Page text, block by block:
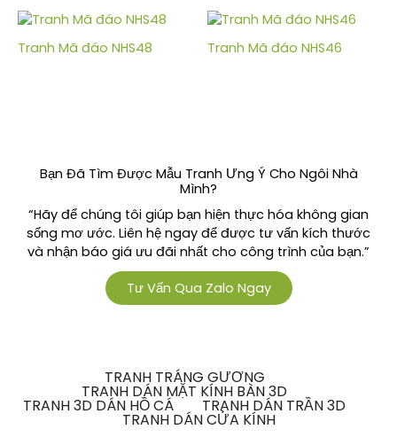
Tranh Mã đáo NHS48 Tranh Mã đáo NHS46
Bạn Đã Tìm Được Mẫu Tranh Ưng Ý Cho Ngôi Nhà
Mình?
“Hãy để chúng tôi giúp bạn hiện thực hóa không gian
sống mơ ước. Liên hệ ngay để được tư vấn kích thước
và nhận báo giá ưu đãi nhất cho công trình của bạn.”
Tư Vấn Qua Zalo Ngay
TRANH TRÁNG GƯƠNG
TRANH DÁN MẶT KÍNH BÀN 3D
TRANH 3D DÁN HỒ CÁ TRANH DÁN TRẦN 3D
TRANH DÁN CỬA KÍNH